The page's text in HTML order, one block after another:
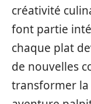
créativité
font partie
chaque plat
de nouvelles
transformer